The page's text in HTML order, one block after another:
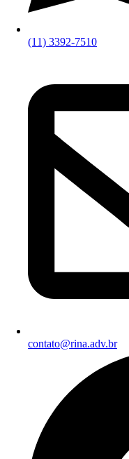
(11) 3392-7510
contato@rina.adv.br